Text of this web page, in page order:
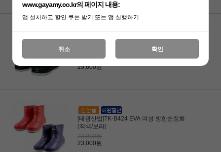
[태광산업]TK-B426(432) EVA난슬립 방한
29,600원
29,600원
[태광산업]TK-B424 EVA 여성 방한반장화
(적색/보라)
23,000원
23,000원
www.gayamy.co.kr의 페이지 내용:
앱 설치하고 할인 쿠폰 받기 또는 앱 실행하기
취소 확인